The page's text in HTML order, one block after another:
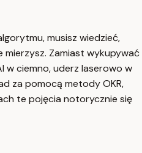
musisz wiedzieć,
mierzysz. Zamiast wykupywać
w ciemno, uderz laserowo w
za pomocą metody OKR,
te pojęcia notorycznie się